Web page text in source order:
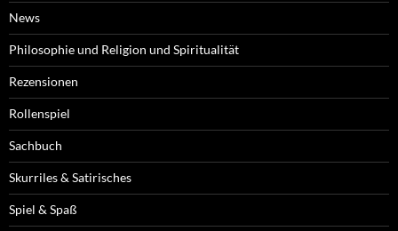
News
Philosophie und Religion und Spiritualität
Rezensionen
Rollenspiel
Sachbuch
Skurriles & Satirisches
Spiel & Spaß